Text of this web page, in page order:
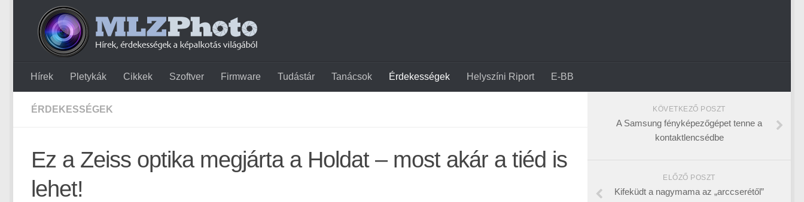
Hírek Pletykák Cikkek Szoftver Firmware Tudástár Tanácsok Érdekességek Helyszíni Riport E-BB
ÉRDEKESSÉGEK
Ez a Zeiss optika megjárta a Holdat – most akár a tiéd is
lehet!
KÖVETKEZŐ POSZT
A Samsung fényképezőgépet tenne a
kontaktlencsédbe
ELŐZŐ POSZT
Kifeküdt a nagymama az „arccserétől”